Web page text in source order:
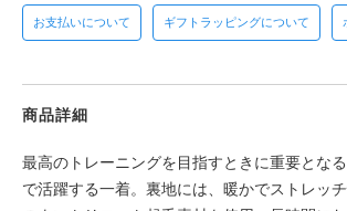
お支払いについて ギフトラッピングについて
商品詳細
最高のトレーニングを目指すときに重要とな
で活躍する一着。裏地には、暖かでストレッ